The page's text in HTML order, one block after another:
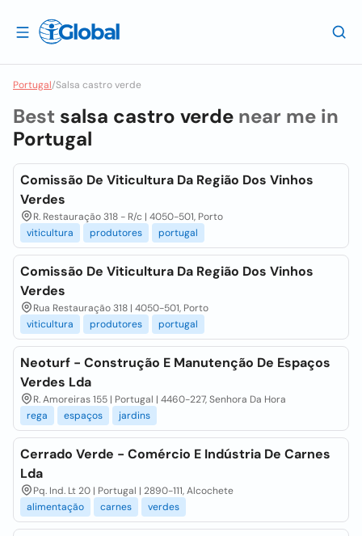
Portugal/Salsa castro verde
Best salsa castro verde near me in
Portugal
Comissão De Viticultura Da Região Dos Vinhos
Verdes
R. Restauração 318 - R/c | 4050-501, Porto
viticultura
produtores portugal
Comissão De Viticultura Da Região Dos Vinhos
Verdes
Rua Restauração 318 | 4050-501, Porto
viticultura
produtores portugal
Neoturf - Construção E Manutenção De Espaços
Verdes Lda
R. Amoreiras 155 | Portugal | 4460-227, Senhora Da Hora
rega
espaços jardins
Cerrado Verde - Comércio E Indústria De Carnes
Lda
Pq. Ind. Lt 20 | Portugal | 2890-111, Alcochete
alimentação
carnes verdes